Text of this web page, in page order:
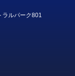
ラルパーク801